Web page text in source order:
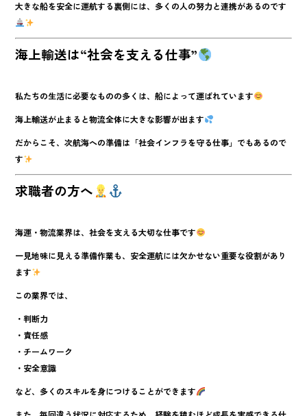
大きな船を安全に運航する裏側には、多くの人の努力と連携があるのです
海上輸送は“社会を支える仕事”
私たちの生活に必要なものの多くは、船によって運ばれています
海上輸送が止まると物流全体に大きな影響が出ます
だからこそ、次航海への準備は「社会インフラを守る仕事」でもあるので
す
求職者の方へ
海運・物流業界は、社会を支える大切な仕事です
一見地味に見える準備作業も、安全運航には欠かせない重要な役割があり
ます
この業界では、
・判断力
・責任感
・チームワーク
・安全意識
など、多くのスキルを身につけることができます